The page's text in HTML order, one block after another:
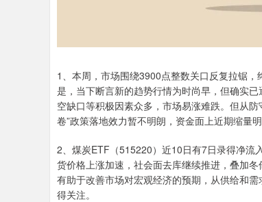
1、本周，市场围绕3900点整数关口反复拉锯
是，当下断言新的趋势行情为时尚早，但确实
空缺口等积极因素众多，市场易涨难跌。但从
卷”政策落地效力暂不明朗，资金面上近期缩量
2、煤炭ETF（515220）近10日有7日录得净流
货价格上涨加速，社会面去库继续推进，叠加
有助于改善市场对宏观经济的预期，从供给和
得关注。